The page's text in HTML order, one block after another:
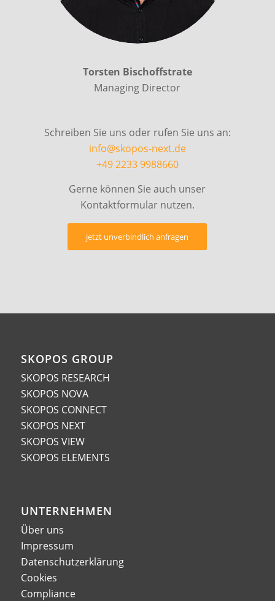
Torsten Bischoffstrate
Managing Director
Schreiben Sie uns oder rufen Sie uns an:
info@skopos-next.de
+49 2233 9988660
Gerne können Sie auch unser
Kontaktformular nutzen.
jetzt unverbindlich anfragen
SKOPOS GROUP
SKOPOS RESEARCH
SKOPOS NOVA
SKOPOS CONNECT
SKOPOS NEXT
SKOPOS VIEW
SKOPOS ELEMENTS
UNTERNEHMEN
Über uns
Impressum
Datenschutzerklärung
Cookies
Compliance